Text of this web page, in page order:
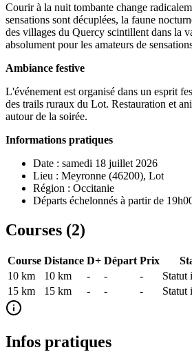
Courir à la nuit tombante change
sensations sont décuplées, la faune
des villages du Quercy scintillent dans la
absolument pour les amateurs de
Ambiance festive
L'événement est organisé dans un esprit
des trails ruraux du Lot. Restauration et
autour de la soirée.
Informations pratiques
Date : samedi 18 juillet 2026
Lieu : Meyronne (46200), Lot
Région : Occitanie
Départs échelonnés à partir de
Courses (2)
Course Distance D+ Départ Prix
10 km
10 km - - -
Statut
15 km
15 km - - - Statut
Infos pratiques